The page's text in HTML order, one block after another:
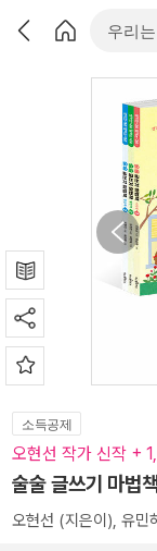
소득공제
오현선 작가 신작 +
술술 글쓰기 마법
오현선 (지은이), 유민